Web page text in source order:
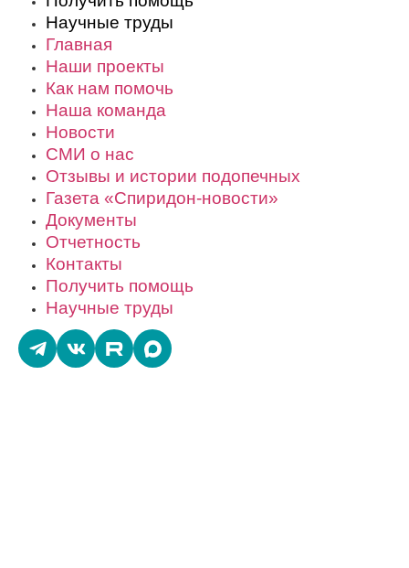
Научные труды
Главная
Наши проекты
Как нам помочь
Наша команда
Новости
СМИ о нас
Отзывы и истории подопечных
Газета «Спиридон-новости»
Документы
Отчетность
Контакты
Получить помощь
Научные труды